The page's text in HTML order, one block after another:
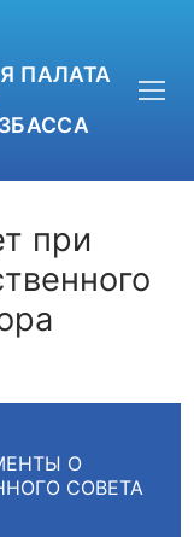
ПАЛАТА
при
О
СОВЕТА